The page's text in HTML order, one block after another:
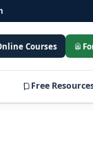
Courses
Free